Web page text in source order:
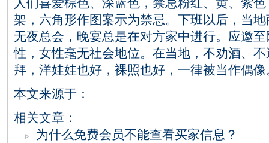
人们喜爱棕色、深蓝色，禁忌粉红、黄、紫
架，六角形作图案示为禁忌。下班以后，当
无夜总会，晚宴总是在对方家中进行。应邀
性，女性毫无社会地位。在当地，不劝酒、
拜，洋娃娃也好，裸照也好，一律被当作偶像
本文来源于：
相关文章：
为什么免费会员不能查看买家信息？